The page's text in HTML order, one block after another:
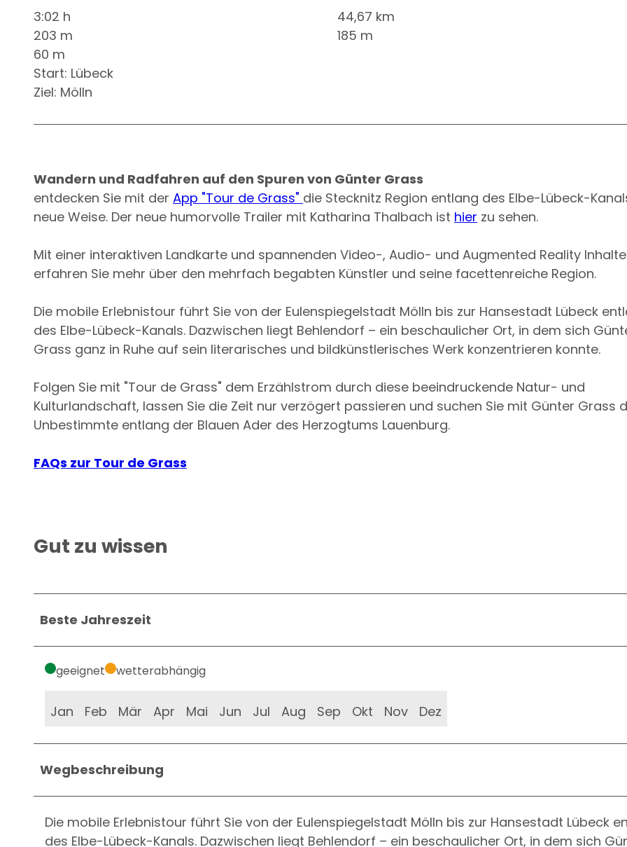
3:02 h
44,67 km
203 m
185 m
60 m
Start: Lübeck
Ziel: Mölln
Wandern und Radfahren auf den Spuren von Günter Grass
entdecken Sie mit der App "Tour de Grass" die Stecknitz Region entlang des Elbe-Lübeck-
neue Weise. Der neue humorvolle Trailer mit Katharina Thalbach ist hier zu sehen.
Mit einer interaktiven Landkarte und spannenden Video-, Audio- und Augmented Reality
erfahren Sie mehr über den mehrfach begabten Künstler und seine facettenreiche Region.
Die mobile Erlebnistour führt Sie von der Eulenspiegelstadt Mölln bis zur Hansestadt Lübeck
des Elbe-Lübeck-Kanals. Dazwischen liegt Behlendorf – ein beschaulicher Ort, in dem sich
Grass ganz in Ruhe auf sein literarisches und bildkünstlerisches Werk konzentrieren konnte.
Folgen Sie mit "Tour de Grass" dem Erzählstrom durch diese beeindruckende Natur- und
Kulturlandschaft, lassen Sie die Zeit nur verzögert passieren und suchen Sie mit Günter Grass
Unbestimmte entlang der Blauen Ader des Herzogtums Lauenburg.
FAQs zur Tour de Grass
Gut zu wissen
Beste Jahreszeit
geeignet wetterabhängig
Jan Feb Mär Apr Mai Jun Jul Aug Sep Okt Nov Dez
Wegbeschreibung
Die mobile Erlebnistour führt Sie von der Eulenspiegelstadt Mölln bis zur Hansestadt Lübeck
des Elbe-Lübeck-Kanals. Dazwischen liegt Behlendorf – ein beschaulicher Ort, in dem sich